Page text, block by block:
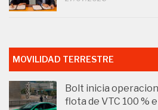
MOVILIDAD TERRESTRE
Bolt inicia
flota de VTC 100 %